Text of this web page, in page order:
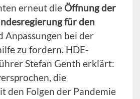
erneut die Öffnung der
für den
Anpassungen bei der
zu fordern. HDE-
Stefan Genth erklärt:
die
den Folgen der Pandemie